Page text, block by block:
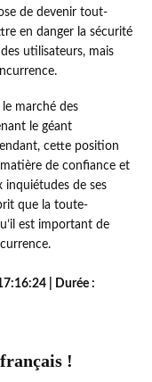
de devenir tout-
en danger la sécurité
utilisateurs, mais
marché des
le géant
cette position
de confiance et
inquiétudes de ses
que la toute-
est important de
| Durée :
!